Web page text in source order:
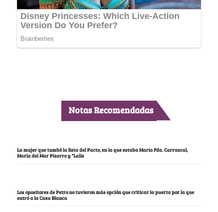
Notas Recomendadas
La mujer que tumbó la lista del Pacto, en la que estaba María Fda. Carrascal,
María del Mar Pizarro y “Lalis
Los opositores de Petro no tuvieron más opción que criticar la puerta por la que
entró a la Casa Blanca